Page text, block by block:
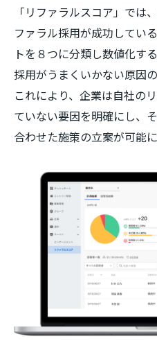
「リファラルスコア」では
ファラル採用が成功してい
トを８つに分類し数値化す
採用がうまくいかない原因
これにより、企業は自社の
ていない要因を明確にし、
合わせた施策の立案が可能に